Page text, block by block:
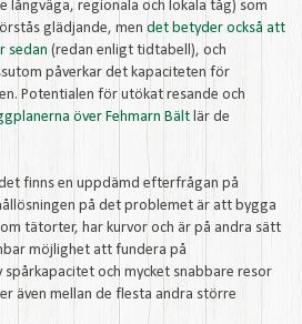
regionala och lokala tåg) som
glädjande, men det betyder också att
sedan (redan enligt tidtabell), och
påverkar det kapaciteten för
Potentialen för utökat resande och
över Fehmarn Bält lär de
finns en uppdämd efterfrågan på
på det problemet är att bygga
tätorter, har kurvor och är på andra sätt
möjlighet att fundera på
spårkapacitet och mycket snabbare resor
även mellan de flesta andra större